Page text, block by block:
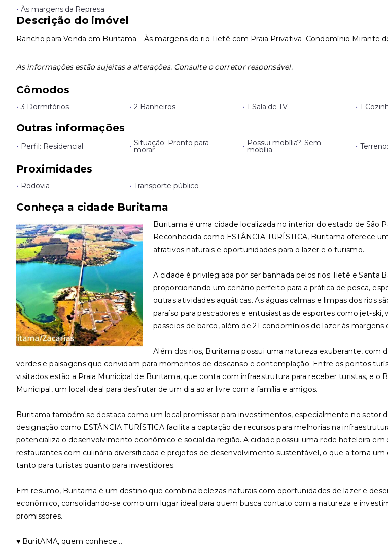
• Às margens da Represa
Descrição do imóvel
Rancho para Venda em Buritama – Às margens do rio Tietê com Praia Privativa. Condomínio Mirante
As informações estão sujeitas a alterações. Consulte o corretor responsável.
Cômodos
• 3 Dormitórios • 2 Banheiros • 1 Sala de TV • 1
Outras informações
• Perfil: Residencial • Situação: Pronto para
morar • Possui mobília?: Sem
mobília •
Proximidades
• Rodovia • Transporte público
Conheça a cidade Buritama
Buritama é uma cidade localizada no interior do estado de São
Reconhecida como ESTÂNCIA TURÍSTICA, Buritama oferece
atrativos naturais e oportunidades para o lazer e o turismo.
A cidade é privilegiada por ser banhada pelos rios Tietê e Santa
proporcionando um cenário perfeito para a prática de pesca,
outras atividades aquáticas. As águas calmas e limpas dos rios
paraíso para pescadores e entusiastas de esportes como jet-ski,
passeios de barco, além de 21 condomínios de lazer às margens
Além dos rios, Buritama possui uma natureza exuberante, com
verdes e paisagens que convidam para momentos de descanso e contemplação. Entre os pontos
visitados estão a Praia Municipal de Buritama, que conta com infraestrutura para receber turistas, e o
Municipal, um local ideal para desfrutar de um dia ao ar livre com a família e amigos.
Buritama também se destaca como um local promissor para investimentos, especialmente no setor
designação como ESTÂNCIA TURÍSTICA facilita a captação de recursos para melhorias na
potencializa o desenvolvimento econômico e social da região. A cidade possui uma rede hoteleira em
restaurantes com culinária diversificada e projetos de desenvolvimento sustentável, o que a torna um
tanto para turistas quanto para investidores.
Em resumo, Buritama é um destino que combina belezas naturais com oportunidades de lazer e
econômico, consolidando-se como um lugar ideal para quem busca contato com a natureza e
promissores.
♥️ BuritAMA, quem conhece...